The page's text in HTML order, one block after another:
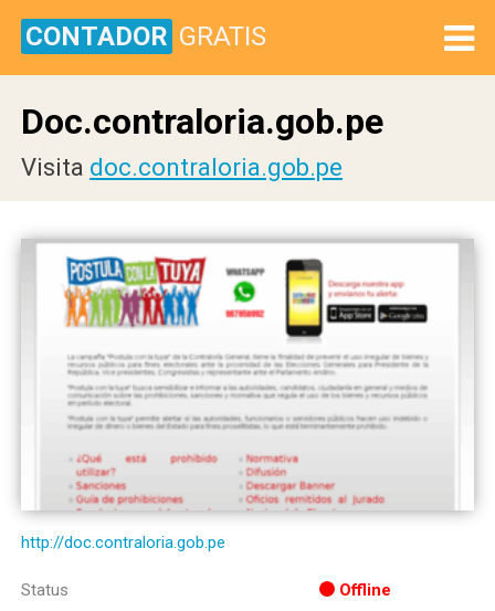
CONTADOR GRATIS
Doc.contraloria.gob.pe
Visita doc.contraloria.gob.pe
http://doc.contraloria.gob.pe
Status Offline